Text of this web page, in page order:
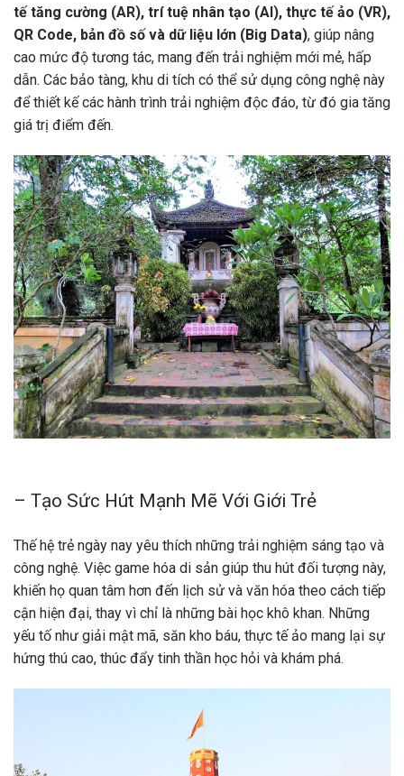
tế tăng cường (AR), trí tuệ nhân tạo (AI), thực tế ảo (VR),
QR Code, bản đồ số và dữ liệu lớn (Big Data), giúp nâng
cao mức độ tương tác, mang đến trải nghiệm mới mẻ, hấp
dẫn. Các bảo tàng, khu di tích có thể sử dụng công nghệ này
để thiết kế các hành trình trải nghiệm độc đáo, từ đó gia tăng
giá trị điểm đến.
– Tạo Sức Hút Mạnh Mẽ Với Giới Trẻ
Thế hệ trẻ ngày nay yêu thích những trải nghiệm sáng tạo và
công nghệ. Việc game hóa di sản giúp thu hút đối tượng này,
khiến họ quan tâm hơn đến lịch sử và văn hóa theo cách tiếp
cận hiện đại, thay vì chỉ là những bài học khô khan. Những
yếu tố như giải mật mã, săn kho báu, thực tế ảo mang lại sự
hứng thú cao, thúc đẩy tinh thần học hỏi và khám phá.